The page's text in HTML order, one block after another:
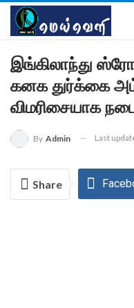
இங்கிலாந்து
கனக துர்க்கை
விமரிசையாக
By Admin Last
Share